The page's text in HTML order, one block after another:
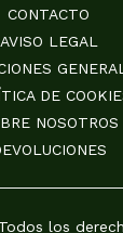
CONTACTO
AVISO LEGAL
DE
NOSOTROS
los